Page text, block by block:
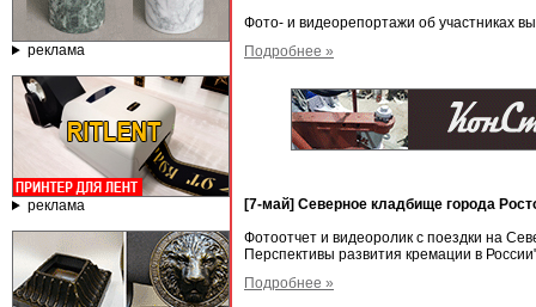
реклама
реклама
Фото- и видеорепортажи об участниках
Подробнее »
[7-май] Северное кладбище города
Фотоотчет и видеоролик с поездки на
Перспективы развития кремации в
Подробнее »